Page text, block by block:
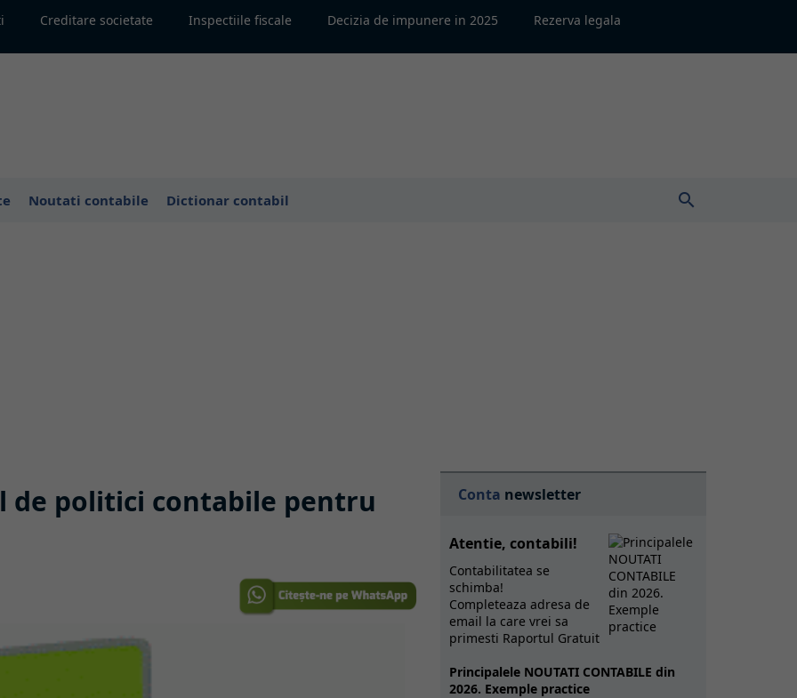
Creditare societate Inspectiile fiscale Decizia de impunere in 2025 Rezerva legala
Noutati contabile Dictionar contabil search
de politici contabile pentru
Conta newsletter
Atentie, contabili!
Contabilitatea se
schimba!
Completeaza adresa de
email la care vrei sa
primesti Raportul Gratuit
Principalele NOUTATI CONTABILE din
2026. Exemple practice